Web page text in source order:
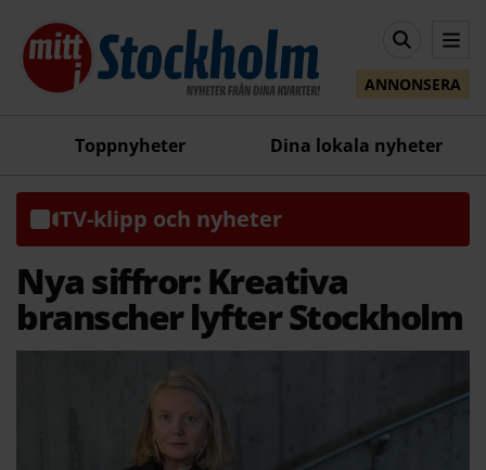
ANNONSERA
Toppnyheter Dina lokala nyheter
TV-klipp och nyheter
Nya siffror: Kreativa
branscher lyfter Stockholm